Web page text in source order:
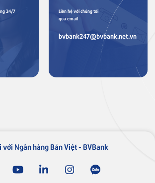
24/7
Liên hệ với chúng tôi
qua email
bvbank247@bvbank.net.vn
Đà Nẵng
với Ngân hàng Bản Việt - BVBank